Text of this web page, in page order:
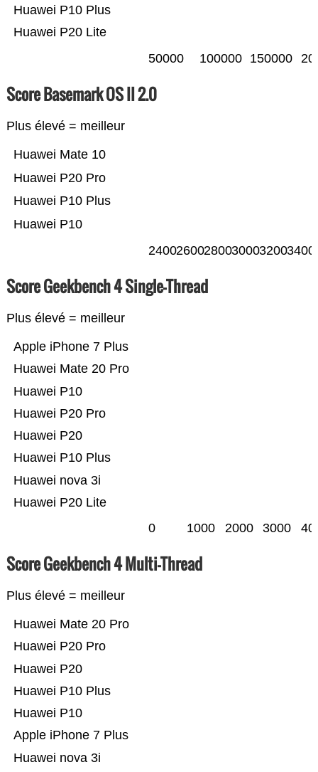
Huawei P20 Lite
Huawei P10 Plus
50000 100000 150000
Score Basemark OS II 2.0
Plus élevé = meilleur
Huawei P10
Huawei P10 Plus
Huawei P20 Pro
Huawei Mate 10
240026002800300032003400
Score Geekbench 4 Single-Thread
Plus élevé = meilleur
Huawei P20 Lite
Huawei nova 3i
Huawei P10 Plus
Huawei P20
Huawei P20 Pro
Huawei P10
Huawei Mate 20 Pro
Apple iPhone 7 Plus
0 1000 2000 3000
Score Geekbench 4 Multi-Thread
Plus élevé = meilleur
Huawei nova 3i
Apple iPhone 7 Plus
Huawei P10
Huawei P10 Plus
Huawei P20
Huawei P20 Pro
Huawei Mate 20 Pro